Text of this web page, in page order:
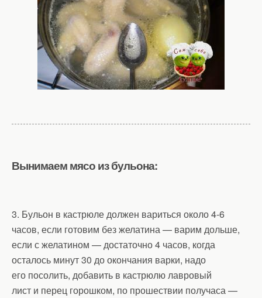
Вынимаем мясо из бульона:
3. Бульон в кастрюле должен вариться около 4-6
часов, если готовим без желатина — варим дольше,
если с желатином — достаточно 4 часов, когда
осталось минут 30 до окончания варки, надо
его посолить, добавить в кастрюлю лавровый
лист и перец горошком, по прошествии получаса —